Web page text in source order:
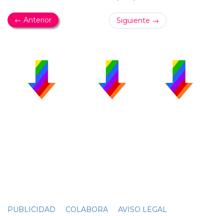
← Anterior Siguiente →
PUBLICIDAD COLABORA AVISO LEGAL